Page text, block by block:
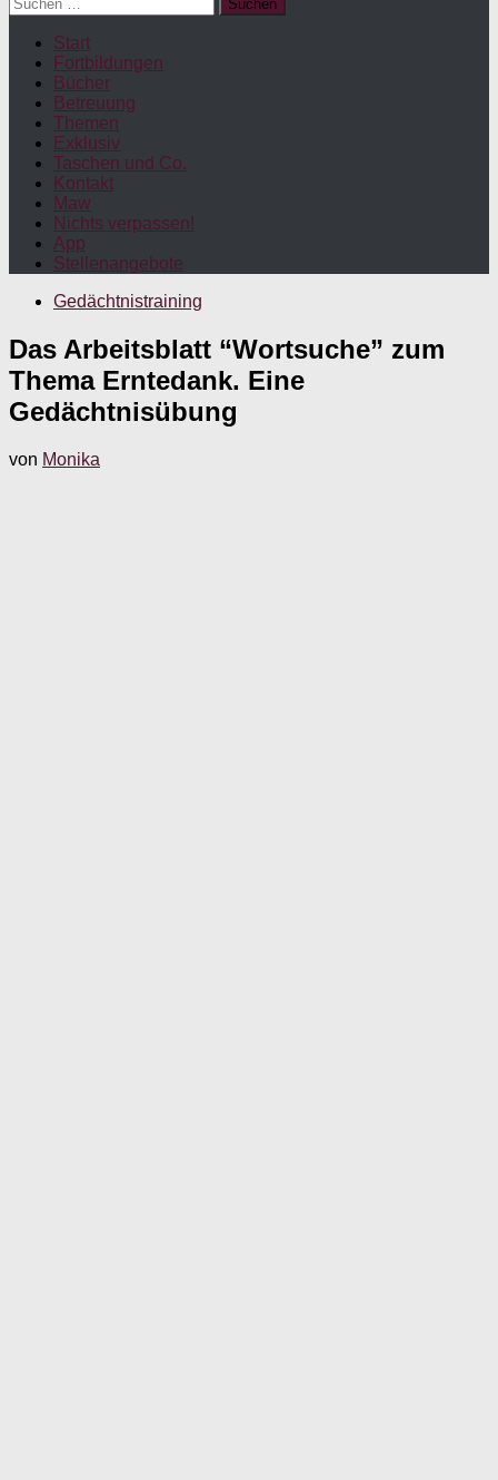
nach:
Start
Fortbildungen
Bücher
Betreuung
Themen
Exklusiv
Taschen und Co.
Kontakt
Maw
Nichts verpassen!
App
Stellenangebote
Gedächtnistraining
Das Arbeitsblatt “Wortsuche” zum
Thema Erntedank. Eine
Gedächtnisübung
von Monika